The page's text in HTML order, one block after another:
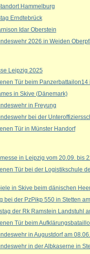
Hammelburg
Erndtebrück
Idar Oberstein
2026 in Weiden
Leipzig 2025
Tür beim Panzerbattailon14
in Skive (Dänemark)
in Freyung
bei der
Tür in Münster Handorf
in Leipzig vom 20.09. bis
Tür bei der Logistikschule
in Skive beim dänischen
bei der PzPikp 550 in Stetten
der Rk Ramstein Landstuhl
Tür beim
in Augustdorf am
in der Albkaserne in